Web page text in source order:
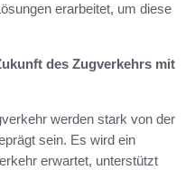
erarbeitet, um diese
des Zugverkehrs mit
werden stark von der
sein. Es wird ein
erwartet, unterstützt